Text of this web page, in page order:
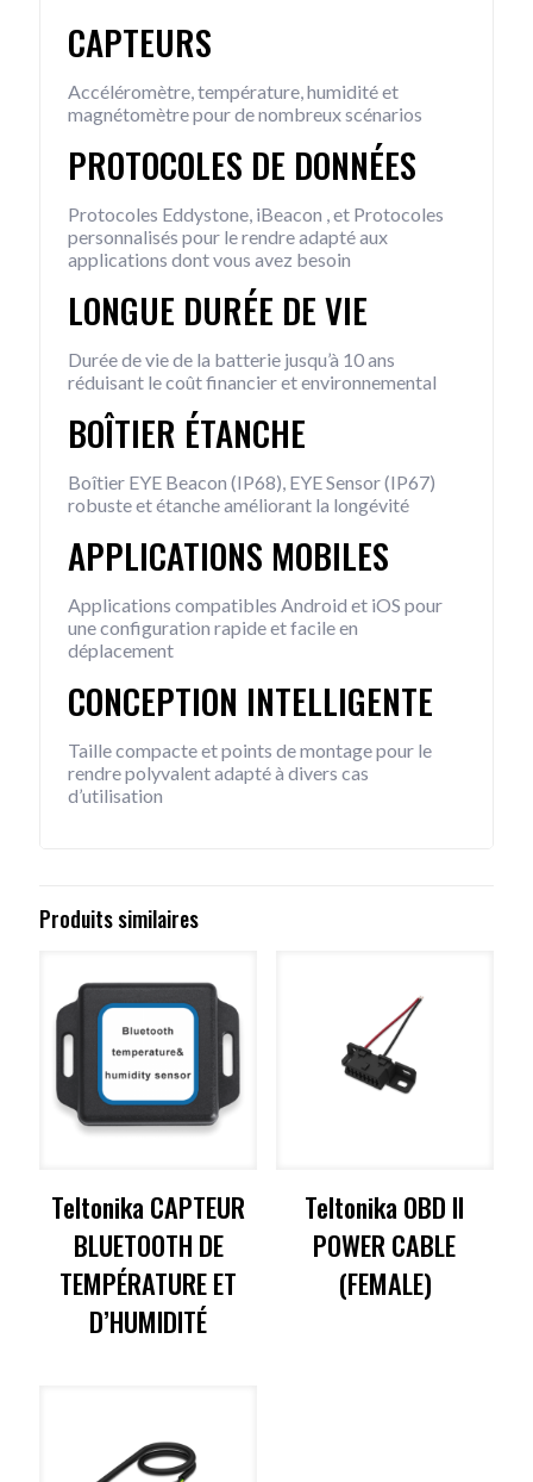
CAPTEURS
Accéléromètre, température, humidité et
magnétomètre pour de nombreux scénarios
PROTOCOLES DE DONNÉES
Protocoles Eddystone, iBeacon , et Protocoles
personnalisés pour le rendre adapté aux
applications dont vous avez besoin
LONGUE DURÉE DE VIE
Durée de vie de la batterie jusqu’à 10 ans
réduisant le coût financier et environnemental
BOÎTIER ÉTANCHE
Boîtier EYE Beacon (IP68), EYE Sensor (IP67)
robuste et étanche améliorant la longévité
APPLICATIONS MOBILES
Applications compatibles Android et iOS pour
une configuration rapide et facile en
déplacement
CONCEPTION INTELLIGENTE
Taille compacte et points de montage pour le
rendre polyvalent adapté à divers cas
d’utilisation
Produits similaires
Teltonika CAPTEUR
BLUETOOTH DE
TEMPÉRATURE ET
D’HUMIDITÉ
Teltonika OBD II
POWER CABLE
(FEMALE)